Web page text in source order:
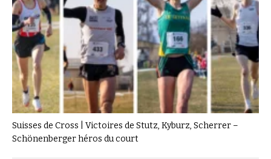
Suisses de Cross | Victoires de Stutz, Kyburz, Scherrer –
Schönenberger héros du court